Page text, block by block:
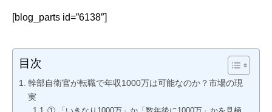
[blog_parts id=”6138″]
目次
幹部自衛官が転職で年収1000万は可能なのか？市場の現
実